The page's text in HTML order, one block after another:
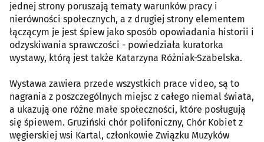
jednej strony poruszają tematy warunków pracy i
nierówności społecznych, a z drugiej strony elementem
łączącym je jest śpiew jako sposób opowiadania historii i
odzyskiwania sprawczości - powiedziała kuratorka
wystawy, którą jest także Katarzyna Różniak-Szabelska.
Wystawa zawiera przede wszystkich prace video, są to
nagrania z poszczególnych miejsc z całego niemal świata,
a ukazują one różne małe społeczności, które posługują
się śpiewem. Gruziński chór polifoniczny, Chór Kobiet z
węgierskiej wsi Kartal, członkowie Związku Muzyków